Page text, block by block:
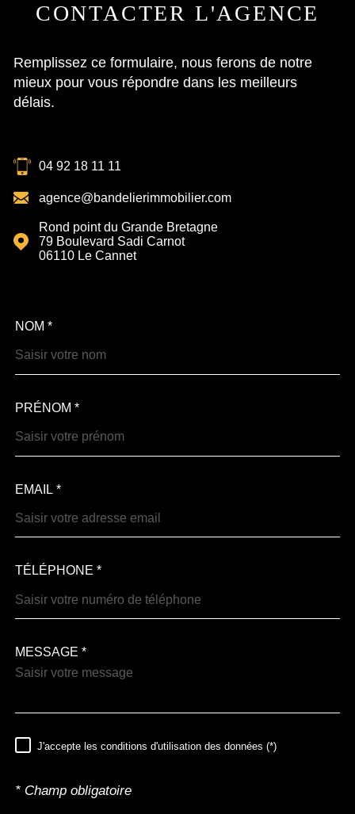
CONTACTER L'AGENCE
Remplissez ce formulaire, nous ferons de notre
mieux pour vous répondre dans les meilleurs
délais.
04 92 18 11 11
agence@bandelierimmobilier.com
Rond point du Grande Bretagne
79 Boulevard Sadi Carnot
06110
Le Cannet
NOM *
PRÉNOM *
EMAIL *
TÉLÉPHONE *
MESSAGE *
RÈGLEMENTATION
J'accepte les conditions d'utilisation des données (*)
* Champ obligatoire